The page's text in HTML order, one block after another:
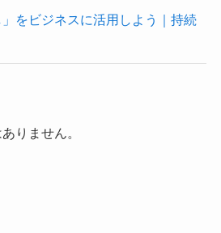
をビジネスに活用しよう｜持続
りません。